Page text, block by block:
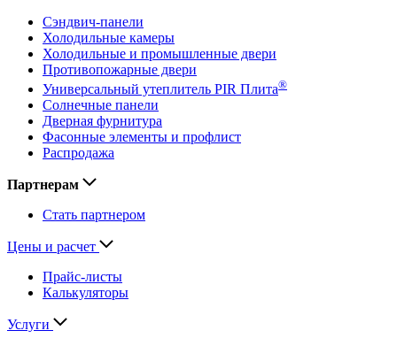
Сэндвич-панели
Холодильные камеры
Холодильные и промышленные двери
Противопожарные двери
Универсальный утеплитель PIR Плита®
Солнечные панели
Дверная фурнитура
Фасонные элементы и профлист
Распродажа
Партнерам
Стать партнером
Цены и расчет
Прайс-листы
Калькуляторы
Услуги